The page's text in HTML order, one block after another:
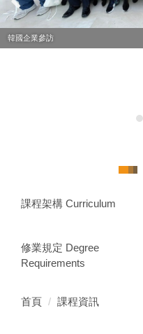
韓國企業參訪
課程架構 Curriculum
修業規定 Degree
Requirements
首頁 課程資訊